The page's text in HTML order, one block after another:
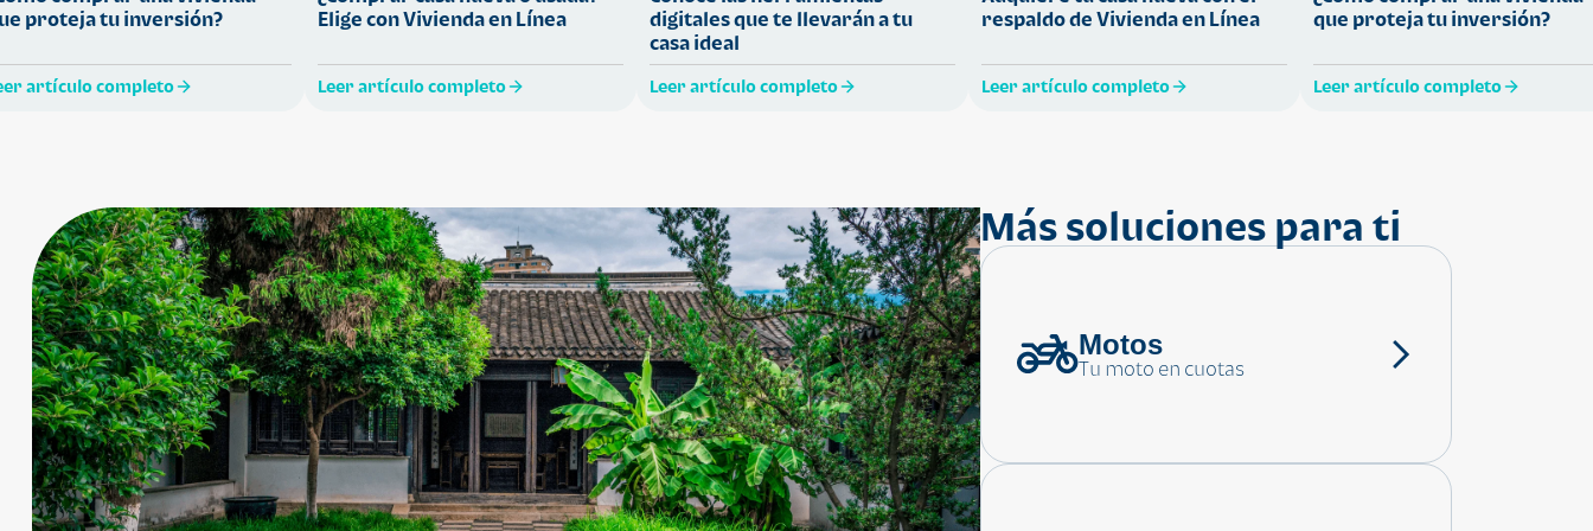
proteja tu inversión?
artículo completo
Elige con Vivienda en Línea
Leer artículo completo
digitales que te llevarán a tu
casa ideal
Leer artículo completo
respaldo de Vivienda en Línea
Leer artículo completo
que proteja tu inversión?
Leer artículo completo
Más soluciones para ti
Motos
Tu moto en cuotas